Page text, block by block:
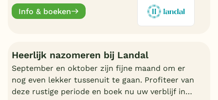
fijn Landal park.
Info & boeken
Heerlijk nazomeren bij Landal
September en oktober zijn fijne maand om er
nog even lekker tussenuit te gaan. Profiteer van
deze rustige periode en boek nu uw verblijf in